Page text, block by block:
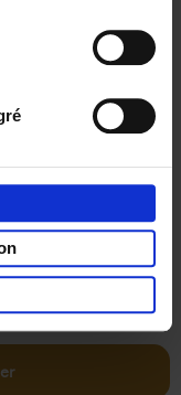
of